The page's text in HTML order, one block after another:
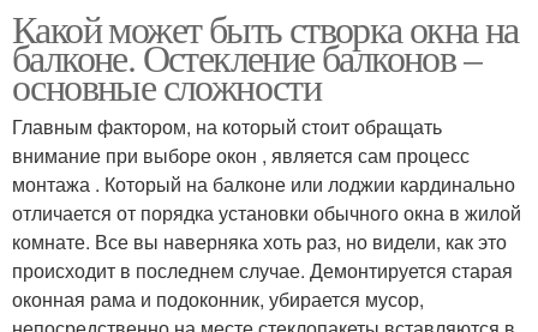
Какой может быть створка окна на
балконе. Остекление балконов –
основные сложности
Главным фактором, на который стоит обращать
внимание при выборе окон , является сам процесс
монтажа . Который на балконе или лоджии кардинально
отличается от порядка установки обычного окна в жилой
комнате. Все вы наверняка хоть раз, но видели, как это
происходит в последнем случае. Демонтируется старая
оконная рама и подоконник, убирается мусор,